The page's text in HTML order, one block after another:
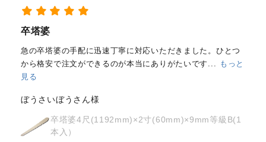
経木塔婆・水塔婆五輪型１尺
(303mm)×62mm×0.4mm(200...
もっと見る
はじめて注文しました。メールと電話で内容照会しました
が、どちらも丁寧に対応していただきました。製品の
osyoh様
経木塔婆・水塔婆五輪型１尺